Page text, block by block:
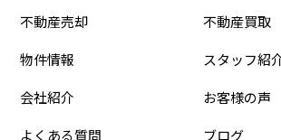
不動産売却
不動産買取
物件情報
スタッフ紹
会社紹介
お客様の声
よくある質問
ブログ